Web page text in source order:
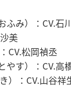
ふみ）：CV.石
美
CV.松岡禎丞
やす）：CV.高
）：CV.山谷祥